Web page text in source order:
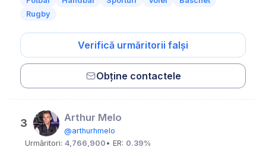
Rugby
Verifică urmăritorii falși
Obține contactele
3 Arthur Melo
@arthurhmelo
Urmăritori: 4,766,900 • ER: 0.39%